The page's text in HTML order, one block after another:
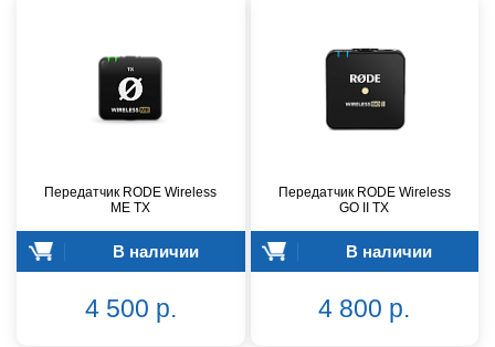
Передатчик RODE Wireless
ME TX
В наличии
4 500 р.
Передатчик RODE Wireless
GO II TX
В наличии
4 800 р.